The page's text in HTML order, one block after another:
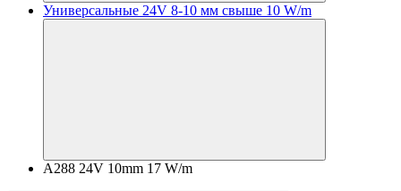
Универсальные 24V 8-10 мм свыше 10 W/m
A288 24V 10mm 17 W/m